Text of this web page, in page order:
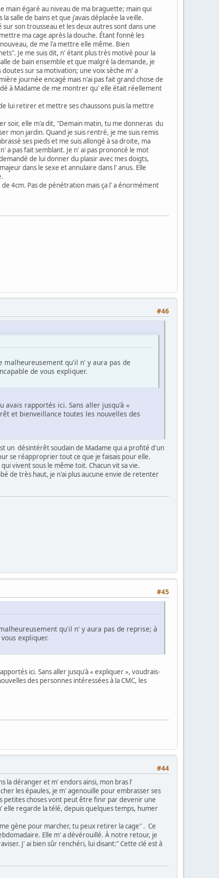
main égaré au niveau de ma braguette; main qui
salle de bains et que j'avais déplacée la veille.
son trousseau et les deux autres sont dans une
ma cage après la douche. Étant fonnè les
de me l'a mettre elle même. Bien
Je me suis dit, n' étant plus très motivé pour la
de bain ensemble et que malgré la demande, je
sur sa motivation; une voix sèche m' a
journée encagé mais n'ai pas fait grand chose de
à Madame de me montrer qu' elle était réellement
lui retirer et mettre ses chaussons puis la mettre
soir, elle m'a dit, "Demain matin, tu me donneras du
mon jardin. Quand je suis rentré, je me suis remis
ses pieds et me suis allongé à sa droite, ma
a pas fait semblant. Je n' ai pas prononcé le mot
de lui donner du plaisir avec mes doigts,
dans le sexe et annulaire dans l' anus. Elle
4cm. Pas de pénétration mais ça l' a énormément
#46
malheureusement qu'il n' y aura pas de
de vous expliquer.
avais rapportés ici. Sans aller jusqu'à «
et bienveillance toutes les nouvelles des
un désintérêt soudain de Madame qui a profité d'un
se réapproprier tout ce que je faisais pour elle.
vivent sous le même toit. Chacun vit sa vie.
de très haut, je n'ai plus aucune envie de retenter
#45
qu'il n' y aura pas de reprise; à
expliquer.
ici. Sans aller jusqu'à « expliquer », voudrais-
des personnes intéressées à la CMC, les
#44
la déranger et m' endors ainsi, mon bras l'
les épaules, je m' agenouille pour embrasser ses
petites choses vont peut être finir par devenir une
elle regarde la télé, depuis quelques temps, humer
gène pour marcher, tu peux retirer la cage" . Ce
Elle m' a dévérouillé. À notre retour, je
J' ai bien sûr renchéri, lui disant:" Cette clé est à